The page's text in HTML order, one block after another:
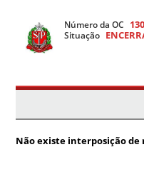
Número da OC
Situação
Não existe interposição de